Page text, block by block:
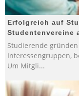
Erfolgreich auf
Studentenvereine
Studierende
Interessengruppen,
Um Mitgli...